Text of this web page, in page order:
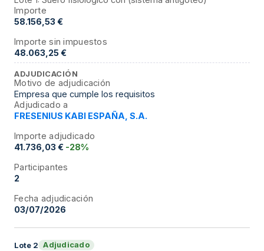
Importe
58.156,53 €
Importe sin impuestos
48.063,25 €
ADJUDICACIÓN
Motivo de adjudicación
Empresa que cumple los requisitos
Adjudicado a
FRESENIUS KABI ESPAÑA, S.A.
Importe adjudicado
41.736,03 € -28%
Participantes
2
Fecha adjudicación
03/07/2026
Lote 2 Adjudicado